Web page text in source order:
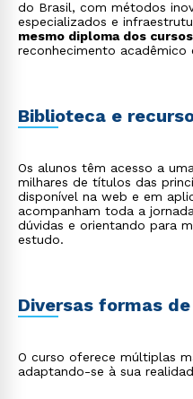
do Brasil, com métodos
especializados e
mesmo diploma dos
reconhecimento acadêmico
Biblioteca e
Os alunos têm acesso a
milhares de títulos das
disponível na web e em
acompanham toda a
dúvidas e orientando para
estudo.
Diversas formas
O curso oferece múltiplas
adaptando-se à sua
Estou de acordo com a
autorizo que meus
envio de conteúdos da